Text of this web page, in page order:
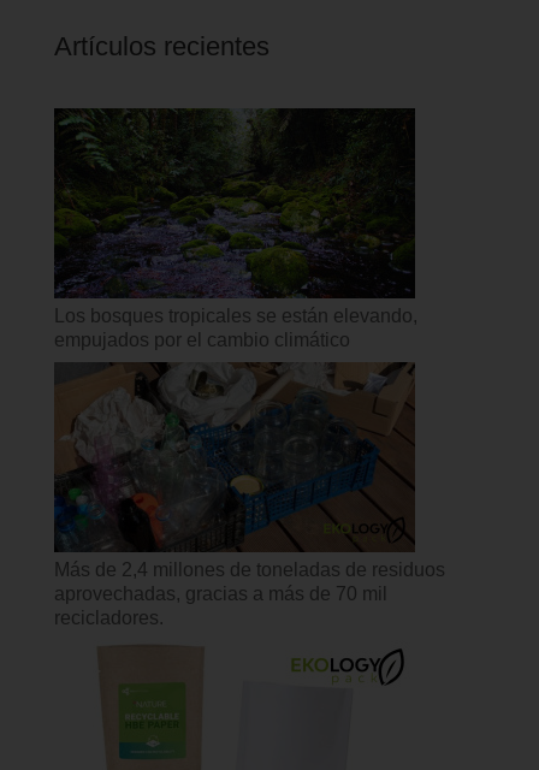
Artículos recientes
Los bosques tropicales se están elevando,
empujados por el cambio climático
Más de 2,4 millones de toneladas de residuos
aprovechadas, gracias a más de 70 mil
recicladores.